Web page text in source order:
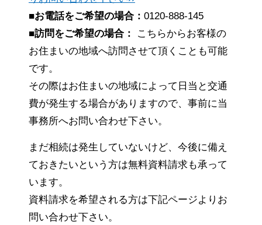
■お電話をご希望の場合： 0120-888-145
■訪問をご希望の場合：
こちらからお客様の
お住まいの地域へ訪問させて頂くことも可能
です。
その際はお住まいの地域によって日当と交通
費が発生する場合がありますので、事前に当
事務所へお問い合わせ下さい。
まだ相続は発生していないけど、今後に備え
ておきたいという方は無料資料請求も承って
います。
資料請求を希望される方は下記ページよりお
問い合わせ下さい。